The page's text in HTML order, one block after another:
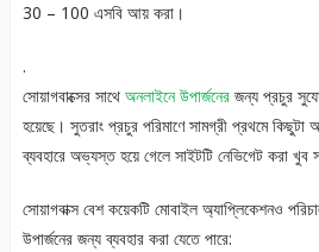
30 – 100 এসবি আয় করা।
.
সোয়াগবাক্সের সাথে অনলাইনে উপার্জনের জন্য প্রচুর
হয়েছে। সুতরাং প্রচুর পরিমাণে সামগ্রী প্রথমে
ব্যবহারে অভ্যস্ত হয়ে গেলে সাইটটি নেভিগেট করা
সোয়াগবাক্স বেশ কয়েকটি মোবাইল অ্যাপ্লিকেশনও
উপার্জনের জন্য ব্যবহার করা যেতে পারে: